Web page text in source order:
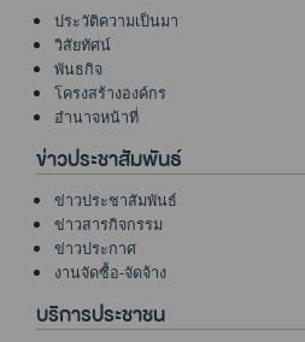
ประวัติความเป็นมา
วิสัยทัศน์
พันธกิจ
โครงสร้างองค์กร
อำนาจหน้าที่
ข่าวประชาสัมพันธ์
ข่าวประชาสัมพันธ์
ข่าวสารกิจกรรม
ข่าวประกาศ
งานจัดซื้อ-จัดจ้าง
บริการประชาชน